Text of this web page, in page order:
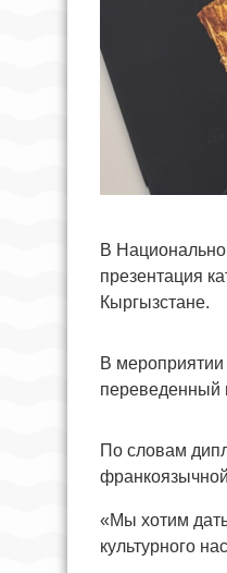
В
презентация
Кыргызстане.
В
переведенный
По словам
«Мы хотим
культурного